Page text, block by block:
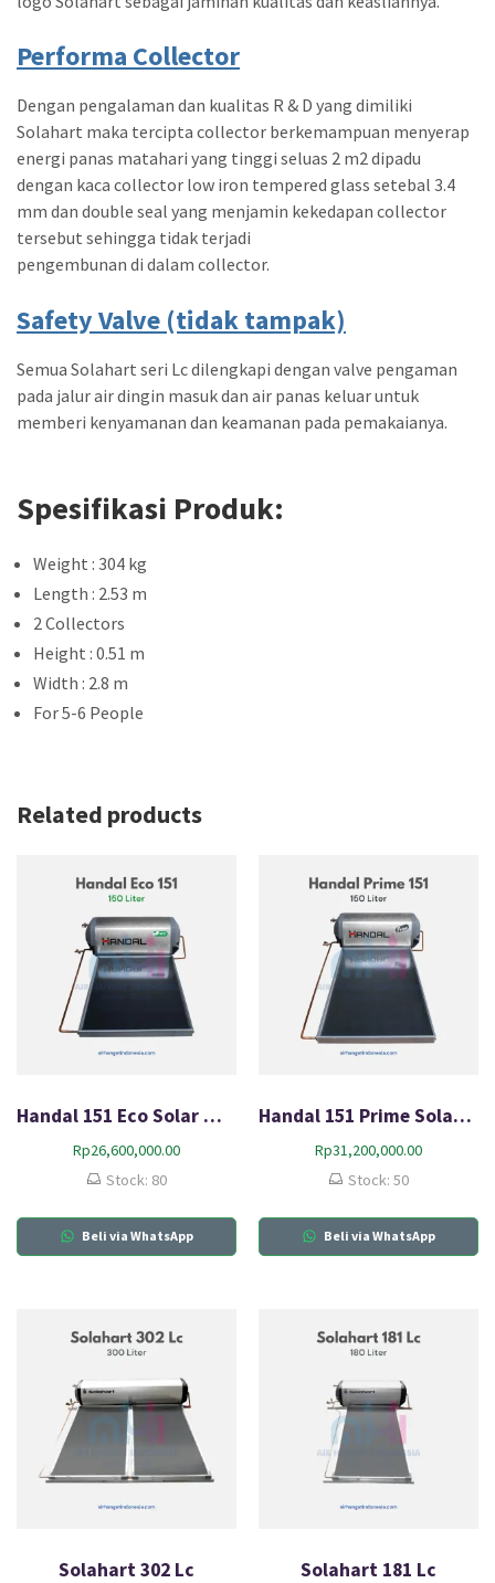
Performa Collector
Dengan pengalaman dan kualitas R & D yang dimiliki
Solahart maka tercipta collector berkemampuan menyerap
energi panas matahari yang tinggi seluas 2 m2 dipadu
dengan kaca collector low iron tempered glass setebal 3.4
mm dan double seal yang menjamin kekedapan collector
tersebut sehingga tidak terjadi
pengembunan di dalam collector.
Safety Valve (tidak tampak)
Semua Solahart seri Lc dilengkapi dengan valve pengaman
pada jalur air dingin masuk dan air panas keluar untuk
memberi kenyamanan dan keamanan pada pemakaianya.
Spesifikasi Produk:
Weight : 304 kg
Length : 2.53 m
2 Collectors
Height : 0.51 m
Width : 2.8 m
For 5-6 People
Related products
Handal 151 Eco Solar Water Heater
Rp26,600,000.00
Stock: 80
Beli via WhatsApp
Handal 151 Prime Solar Water Heater
Rp31,200,000.00
Stock: 50
Beli via WhatsApp
Solahart 302 Lc Solahart 181 Lc